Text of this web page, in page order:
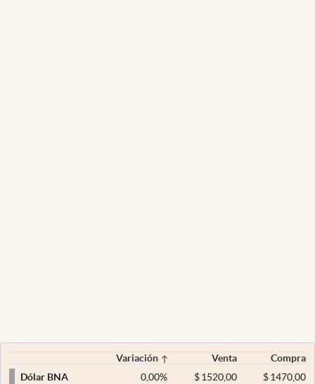
Variación Venta
Compra
Dólar BNA
0,00% $ 1520,00 $1470,00